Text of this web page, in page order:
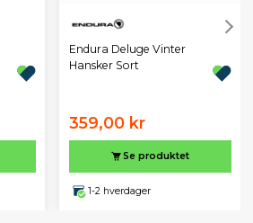
Endura Deluge Vinter
Hansker Sort
359,00 kr
Se produktet
1-2 hverdager